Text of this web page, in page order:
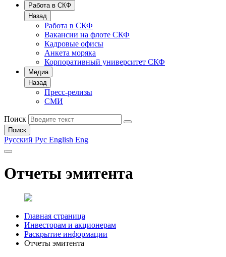
Работа в СКФ
Назад
Работа в СКФ
Вакансии на флоте СКФ
Кадровые офисы
Анкета моряка
Корпоративный университет СКФ
Медиа
Назад
Пресс-релизы
СМИ
Поиск
Поиск
Русский Рус English Eng
Отчеты эмитента
Главная страница
Инвесторам и акционерам
Раскрытие информации
Отчеты эмитента